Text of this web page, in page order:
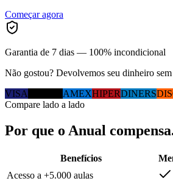
Começar agora
Garantia de 7 dias — 100% incondicional
Não gostou? Devolvemos seu dinheiro sem
VISA
AMEXHIPERDINERS
Compare lado a lado
Por que o Anual
Benefícios
Acesso a +5.000 aulas